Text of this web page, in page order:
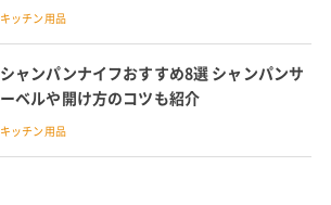
キッチン用品
シャンパンナイフおすすめ8選 シャンパンサ
ーベルや開け方のコツも紹介
キッチン用品